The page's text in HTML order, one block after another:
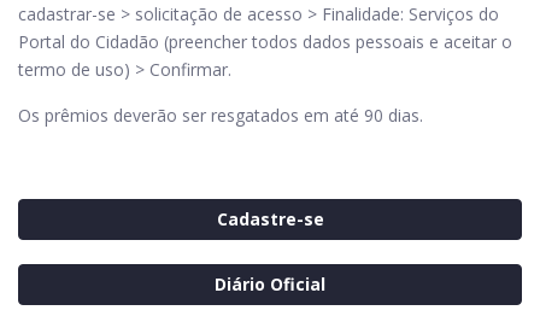
cadastrar-se > solicitação de acesso > Finalidade: Serviços do
Portal do Cidadão (preencher todos dados pessoais e aceitar o
termo de uso) > Confirmar.
Os prêmios deverão ser resgatados em até 90 dias.
Cadastre-se
Diário Oficial